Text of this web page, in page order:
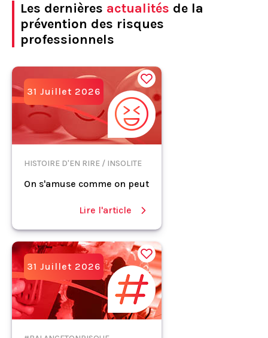
Les dernières actualités de la
prévention des risques
professionnels
31 Juillet 2026
HISTOIRE D'EN RIRE / INSOLITE
On s'amuse comme on peut
Lire l'article
31 Juillet 2026